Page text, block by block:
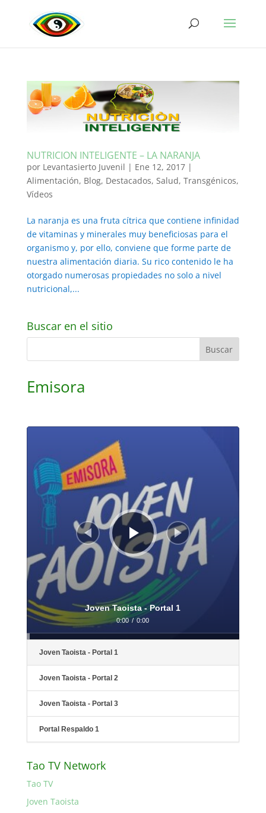
NUTRICION INTELIGENTE – LA NARANJA
por Levantasierto Juvenil | Ene 12, 2017|
Alimentación, Blog, Destacados, Salud, Transgénicos,
Vídeos
La naranja es una fruta cítrica que contiene infinidad
de vitaminas y minerales muy beneficiosas para el
organismo y, por ello, conviene que forme parte de
nuestra alimentación diaria. Su rico contenido le ha
otorgado numerosas propiedades no solo a nivel
nutricional,...
Buscar en el sitio
Emisora
Reproductor
Joven Taoista - Portal 1
0:00 / 0:00
Joven Taoista - Portal 1
Joven Taoista - Portal 2
Joven Taoista - Portal 3
Portal Respaldo 1
Tao TV Network
Tao TV
Joven Taoista